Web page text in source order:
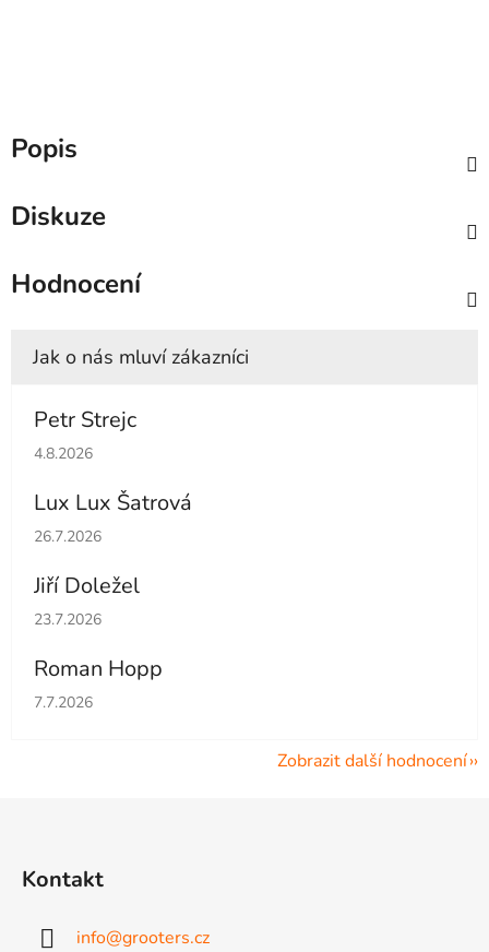
Popis
Diskuze
Hodnocení
Petr Strejc
Hodnocení obchodu je 5 z 5 hvězdiček.
4.8.2026
Lux Lux Šatrová
Hodnocení obchodu je 5 z 5 hvězdiček.
26.7.2026
Jiří Doležel
Hodnocení obchodu je 5 z 5 hvězdiček.
23.7.2026
Roman Hopp
Hodnocení obchodu je 5 z 5 hvězdiček.
7.7.2026
Zobrazit další hodnocení
Kontakt
info@grooters.cz